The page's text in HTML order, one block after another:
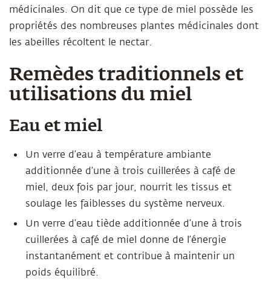
médicinales. On dit que ce type de miel possède les
propriétés des nombreuses plantes médicinales dont
les abeilles récoltent le nectar.
Remèdes traditionnels et
utilisations du miel
Eau et miel
Un verre d’eau à température ambiante
additionnée d’une à trois cuillerées à café de
miel, deux fois par jour, nourrit les tissus et
soulage les faiblesses du système nerveux.
Un verre d’eau tiède additionnée d’une à trois
cuillerées à café de miel donne de l’énergie
instantanément et contribue à maintenir un
poids équilibré.